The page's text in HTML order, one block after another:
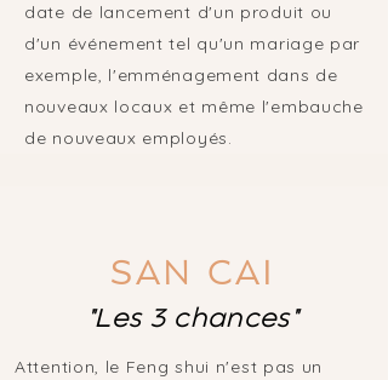
date de lancement d'un produit ou
d'un événement tel qu'un mariage par
exemple, l'emménagement dans de
nouveaux locaux et même l'embauche
de nouveaux employés.
SAN CAI
"Les 3 chances"
​Attention, le Feng shui n'est pas un